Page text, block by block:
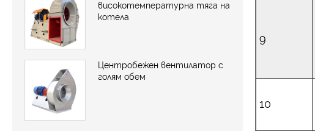
високотемпературна тяга на
котела
Центробежен вентилатор с
голям обем
9
10